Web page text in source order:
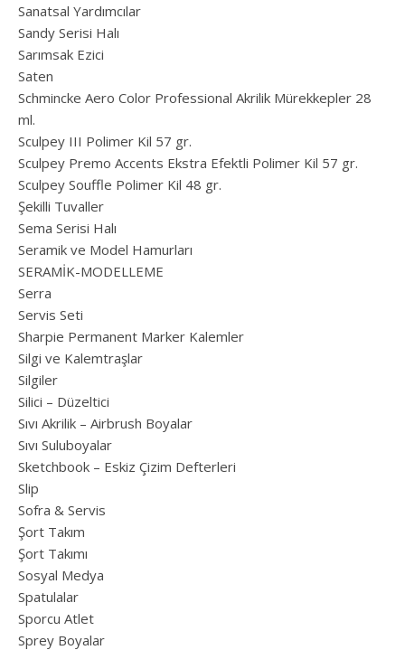
Sanatsal Yardımcılar
Sandy Serisi Halı
Sarımsak Ezici
Saten
Schmincke Aero Color Professional Akrilik Mürekkepler 28
ml.
Sculpey III Polimer Kil 57 gr.
Sculpey Premo Accents Ekstra Efektli Polimer Kil 57 gr.
Sculpey Souffle Polimer Kil 48 gr.
Şekilli Tuvaller
Sema Serisi Halı
Seramik ve Model Hamurları
SERAMİK-MODELLEME
Serra
Servis Seti
Sharpie Permanent Marker Kalemler
Silgi ve Kalemtraşlar
Silgiler
Silici – Düzeltici
Sıvı Akrilik – Airbrush Boyalar
Sıvı Suluboyalar
Sketchbook – Eskiz Çizim Defterleri
Slip
Sofra & Servis
Şort Takım
Şort Takımı
Sosyal Medya
Spatulalar
Sporcu Atlet
Sprey Boyalar